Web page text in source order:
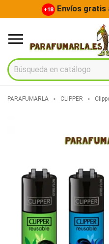
+18 Envíos gratis

PARAFUMARLA CLIPPER